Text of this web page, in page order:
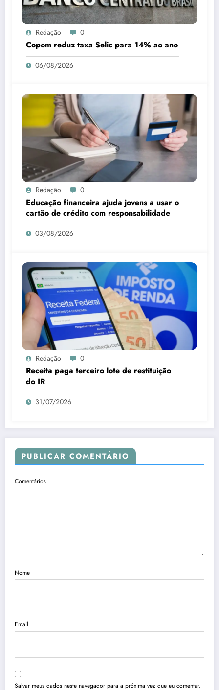
Redação 0
Copom reduz taxa Selic para 14% ao ano
06/08/2026
Redação 0
Educação financeira ajuda jovens a usar o
cartão de crédito com responsabilidade
03/08/2026
Redação 0
Receita paga terceiro lote de restituição
do IR
31/07/2026
PUBLICAR COMENTÁRIO
Comentários
Nome
Email
Salvar meus dados neste navegador para a próxima vez que eu comentar.